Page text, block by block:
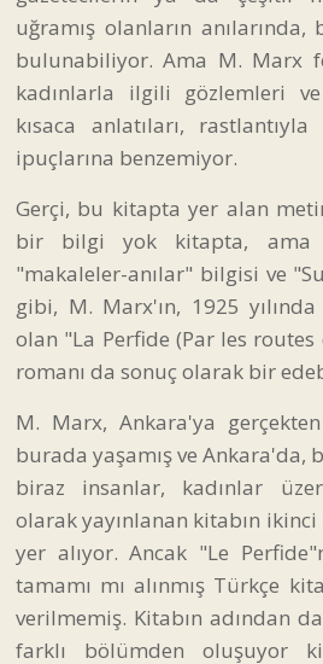
uğramış olanların
bulunabiliyor. Ama M. Marx
kadınlarla ilgili gözlemleri
kısaca anlatıları,
ipuçlarına benzemiyor.
Gerçi, bu kitapta yer alan
bir bilgi yok kitapta, ama
"makaleler-anılar" bilgisi ve
gibi, M. Marx'ın, 1925 yılında
olan "La Perfide (Par les routes
romanı da sonuç olarak bir
M. Marx, Ankara'ya
burada yaşamış ve Ankara'da,
biraz insanlar, kadınlar
olarak yayınlanan kitabın
yer alıyor. Ancak "Le
tamamı mı alınmış Türkçe
verilmemiş. Kitabın adından
farklı bölümden oluşuyor